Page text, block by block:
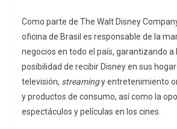
Como parte de The Walt Disney
oficina de Brasil es responsable de la
negocios en todo el país, garantizando a
posibilidad de recibir Disney en sus
televisión, streamingy entretenimiento
y productos de consumo, así como la
espectáculos y películas en los cines.